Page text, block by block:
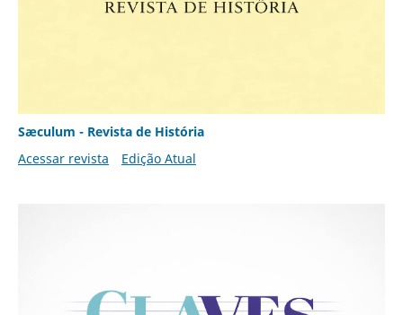
Sæculum - Revista de História
Acessar revista
Edição Atual